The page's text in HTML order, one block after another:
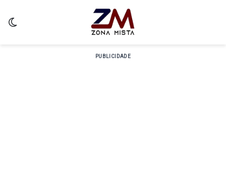
PUBLICIDADE